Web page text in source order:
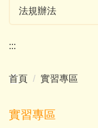
法規辦法
:::
首頁 實習專區
實習專區